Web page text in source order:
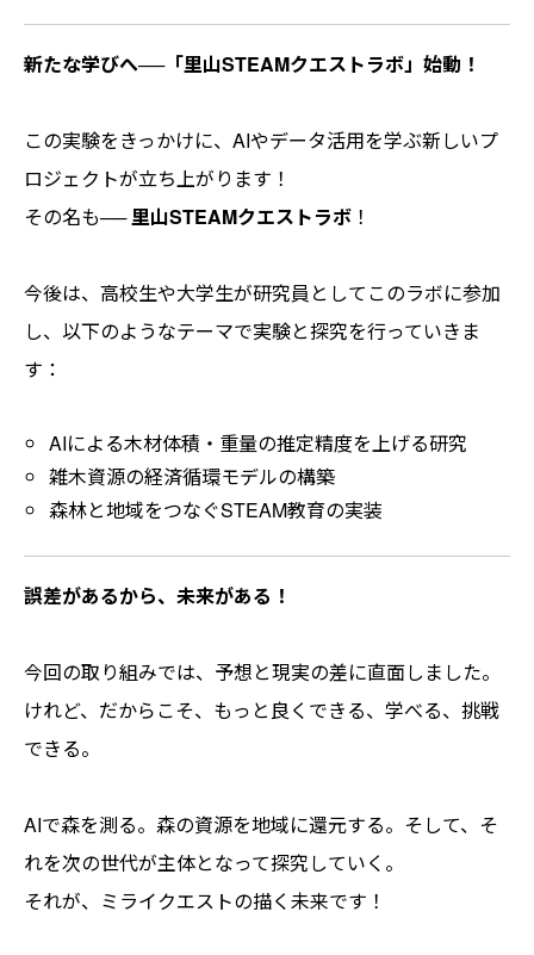
新たな学びへ──「里山STEAMクエストラボ」始動！
この実験をきっかけに、AIやデータ活用を学ぶ新しいプ
ロジェクトが立ち上がります！
その名も──里山STEAMクエストラボ ！
今後は、高校生や大学生が研究員としてこのラボに参加
し、以下のようなテーマで実験と探究を行っていきま
す：
AIによる木材体積・重量の推定精度を上げる研究
雑木資源の経済循環モデルの構築
森林と地域をつなぐSTEAM教育の実装
誤差があるから、未来がある！
今回の取り組みでは、予想と現実の差に直面しました。
けれど、だからこそ、もっと良くできる、学べる、挑戦
できる。
AIで森を測る。森の資源を地域に還元する。そして、そ
れを次の世代が主体となって探究していく。
それが、ミライクエストの描く未来です！